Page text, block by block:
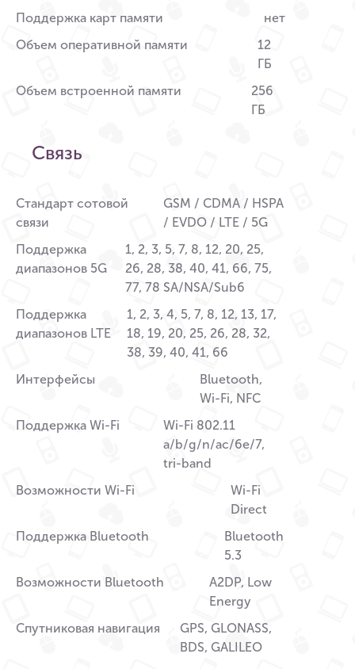
Поддержка карт памяти
нет
Объем оперативной памяти
12
ГБ
Объем встроенной памяти
256
ГБ
Связь
Стандарт сотовой
связи
GSM / CDMA / HSPA
/ EVDO / LTE / 5G
Поддержка
диапазонов 5G
1, 2, 3, 5, 7, 8, 12, 20, 25,
26, 28, 38, 40, 41, 66, 75,
77, 78 SA/NSA/Sub6
Поддержка
диапазонов LTE
1, 2, 3, 4, 5, 7, 8, 12, 13, 17,
18, 19, 20, 25, 26, 28, 32,
38, 39, 40, 41, 66
Интерфейсы
Bluetooth,
Wi-Fi, NFC
Поддержка Wi-Fi
Wi-Fi 802.11
a/b/g/n/ac/6e/7,
tri-band
Возможности Wi-Fi
Wi-Fi
Direct
Поддержка Bluetooth
Bluetooth
5.3
Возможности Bluetooth
A2DP, Low
Energy
Спутниковая навигация
GPS, GLONASS,
BDS, GALILEO